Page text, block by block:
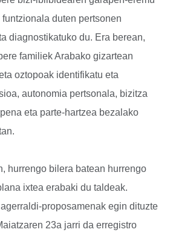
duten pertsonen
diagnostikatuko du. Era berean,
familiek Arabako gizartean
oztopoak identifikatu eta
autonomia pertsonala, bizitza
eta parte-hartzea bezalako
hurrengo bilera batean hurrengo
ixtea erabaki du taldeak.
proposamenak egin dituzte
23a jarri da erregistro